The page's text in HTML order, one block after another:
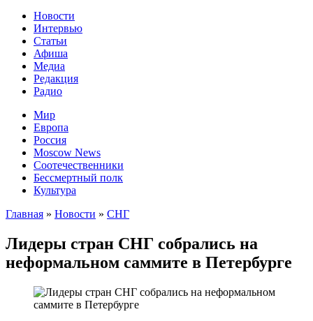
Новости
Интервью
Статьи
Афиша
Медиа
Редакция
Радио
Мир
Европа
Россия
Moscow News
Соотечественники
Бессмертный полк
Культура
Главная » Новости » СНГ
Лидеры стран СНГ собрались на
неформальном саммите в Петербурге